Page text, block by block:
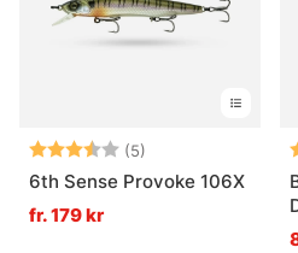
Betyg: (5)
3.8 utav 5
6th Sense Provoke 106X
fr. 179 kr